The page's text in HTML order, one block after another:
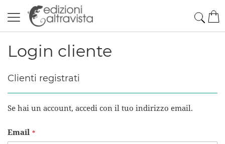
al
contenuto
Login cliente
Clienti registrati
Se hai un account, accedi con il tuo indirizzo email.
Email